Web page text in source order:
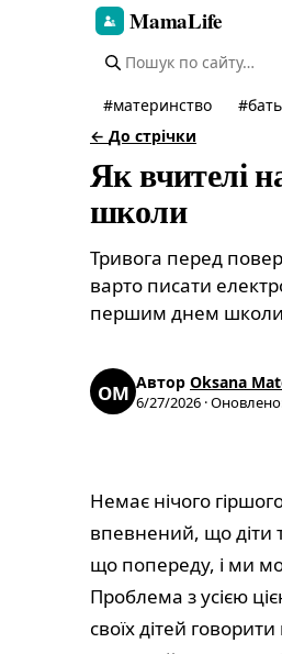
MamaLife
#материнство #
← До стрічки
Як вчителі
школи
Тривога перед
варто писати
першим днем
OM Автор Oksana
6/27/2026 ·Оновлено
Немає нічого
впевнений, що діти
що попереду, і ми
Проблема з усією
своїх дітей